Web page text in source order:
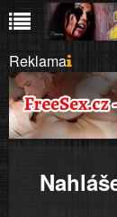
Reklama